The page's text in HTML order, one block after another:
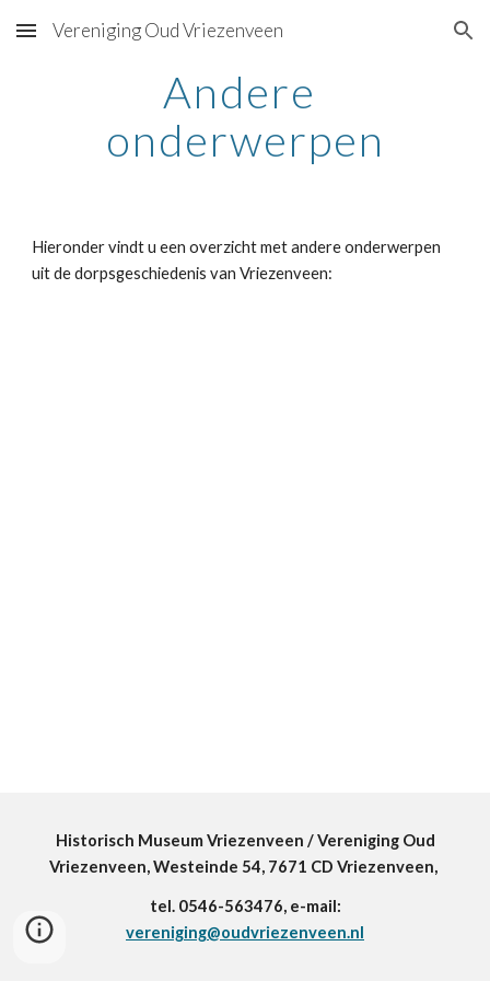
Skip to main content Skip to navigation
Vereniging Oud Vriezenveen
Andere
onderwerpen
Hieronder vindt u een overzicht met andere onderwerpen
uit de dorpsgeschiedenis van Vriezenveen:
Historisch Museum Vriezenveen / Vereniging Oud
Vriezenveen, Westeinde 54, 7671 CD Vriezenveen,
tel. 0546-563476, e-mail:
vereniging@oudvriezenveen.nl